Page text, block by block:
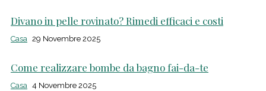
Divano in pelle rovinato? Rimedi efficaci e costi
Casa 29 Novembre 2025
Come realizzare bombe da bagno fai-da-te
Casa 4 Novembre 2025